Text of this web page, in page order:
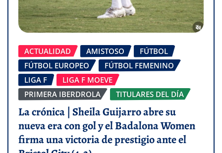
ACTUALIDAD AMISTOSO
FÚTBOL
FÚTBOL EUROPEO
FÚTBOL FEMENINO
LIGA F
LIGA F MOEVE
PRIMERA IBERDROLA
TITULARES DEL DÍA
La crónica | Sheila Guijarro abre su
nueva era con gol y el Badalona Women
firma una victoria de prestigio ante el